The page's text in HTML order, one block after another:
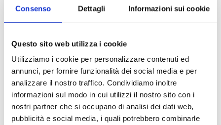
Consenso Dettagli Informazioni sui cookie
Questo sito web utilizza i cookie
Utilizziamo i cookie per personalizzare contenuti ed
annunci, per fornire funzionalità dei social media e per
analizzare il nostro traffico. Condividiamo inoltre
informazioni sul modo in cui utilizzi il nostro sito con i
nostri partner che si occupano di analisi dei dati web,
pubblicità e social media, i quali potrebbero combinarle
2025
Disponibilità
Prezzo
€ 15,00
IVA assolta dall'editore
Acquista